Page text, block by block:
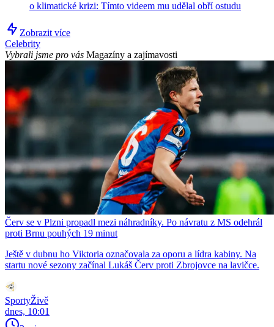
o klimatické krizi: Tímto videem mu udělal obří ostudu
Zobrazit více
Celebrity
Vybrali jsme pro vás Magazíny a zajímavosti
Červ se v Plzni propadl mezi náhradníky. Po návratu z MS odehrál
proti Brnu pouhých 19 minut
Ještě v dubnu ho Viktoria označovala za oporu a lídra kabiny. Na
startu nové sezony začínal Lukáš Červ proti Zbrojovce na lavičce.
SportyŽivě
dnes, 10:01